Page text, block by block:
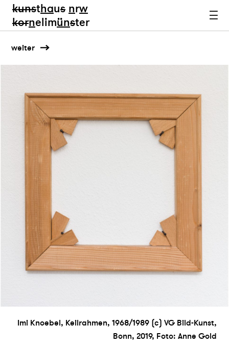
kunsthaus nrw
kornelimünster
weiter
Imi Knoebel, Keilrahmen, 1968/1989 (c) VG Bild-Kunst,
Bonn, 2019, Foto: Anne Gold